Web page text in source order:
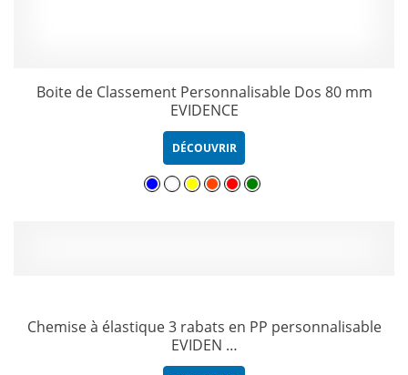
Boite de Classement Personnalisable Dos 80 mm
EVIDENCE
DÉCOUVRIR
Chemise à élastique 3 rabats en PP personnalisable
EVIDEN …